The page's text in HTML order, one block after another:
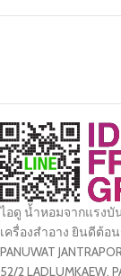
ไอดู น้ำหอมจากแรงบั
เครื่องสำอาง ยินดีต้
PANUWAT
52/2 LADLUMKAEW,